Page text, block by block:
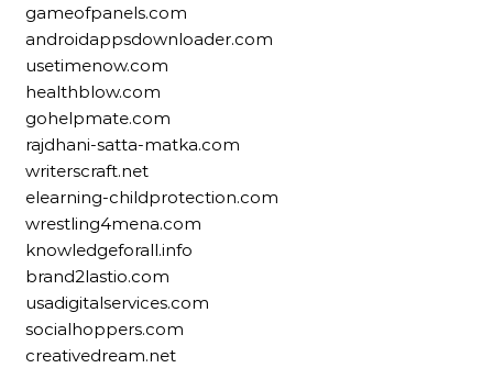
gameofpanels.com
androidappsdownloader.com
usetimenow.com
healthblow.com
gohelpmate.com
rajdhani-satta-matka.com
writerscraft.net
elearning-childprotection.com
wrestling4mena.com
knowledgeforall.info
brand2lastio.com
usadigitalservices.com
socialhoppers.com
creativedream.net